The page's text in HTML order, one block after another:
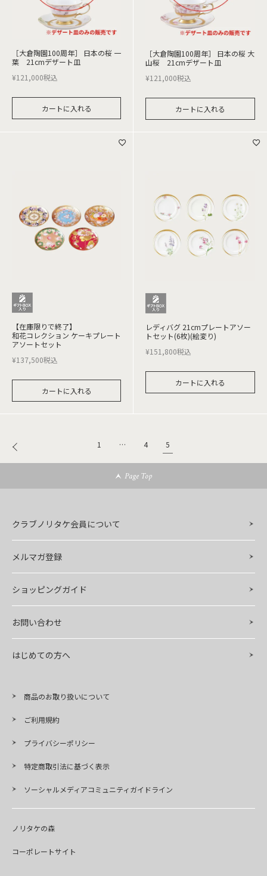
［大倉陶園100周年］ 日本の桜 一
葉 21cmデザート皿
¥121,000税込
カートに入れる
［大倉陶園100周年］ 日本の桜 大
山桜 21cmデザート皿
¥121,000税込
カートに入れる
【在庫限りで終了】
和花コレクション ケーキプレート
アソートセット
¥137,500税込
カートに入れる
レディバグ 21cmプレートアソー
トセット(6枚)(絵変り)
¥151,800税込
カートに入れる
1 … 4 5
Page Top
クラブノリタケ会員について
メルマガ登録
ショッピングガイド
お問い合わせ
はじめての方へ
商品のお取り扱いについて
ご利用規約
プライバシーポリシー
特定商取引法に基づく表示
ソーシャルメディアコミュニティガイドライン
ノリタケの森
コーポレートサイト